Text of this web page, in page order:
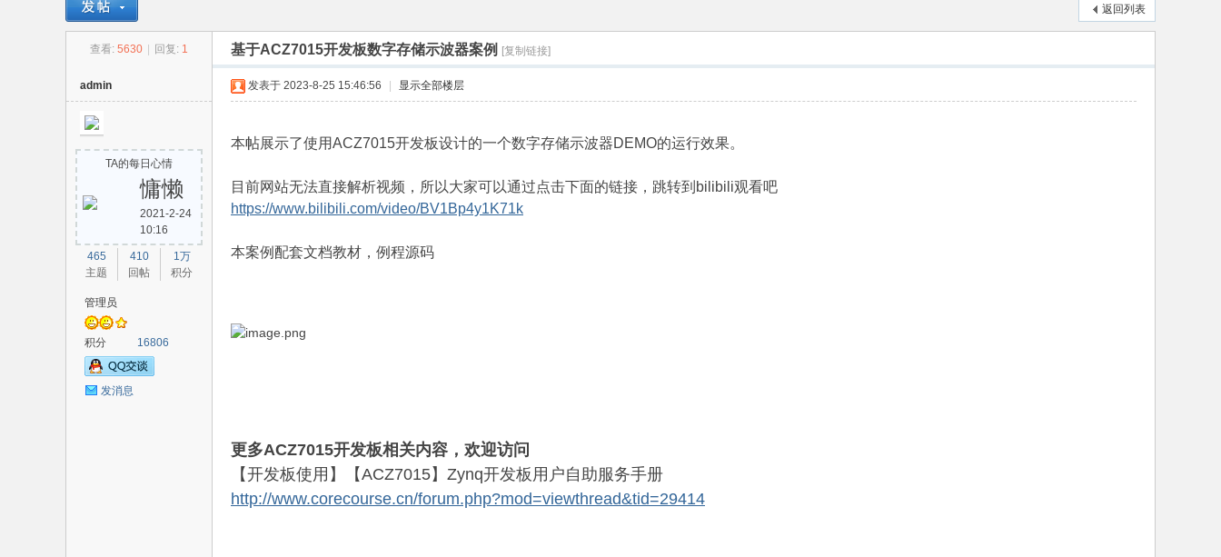
路
› ›
返回列表
查看: 5630 回复: 1 基于ACZ7015开发板数字存储示波器案例 [复制链接]
admin
TA的每日心情
慵懒
2021-2-24
10:16
465
主题
410
回帖
1万
积分
管理员
积分 16806
发消息
发表于 2023-8-25 15:46:56 显示全部楼层
本帖展示了使用ACZ7015开发板设计的一个数字存储示波器DEMO的运行效果。
目前网站无法直接解析视频，所以大家可以通过点击下面的链接，跳转到bilibili观看吧
https://www.bilibili.com/video/BV1Bp4y1K71k
本案例配套文档教材，例程源码
更多ACZ7015开发板相关内容，欢迎访问
【开发板使用】【ACZ7015】Zynq开发板用户自助服务手册
http://www.corecourse.cn/forum.php?mod=viewthread&tid=29414